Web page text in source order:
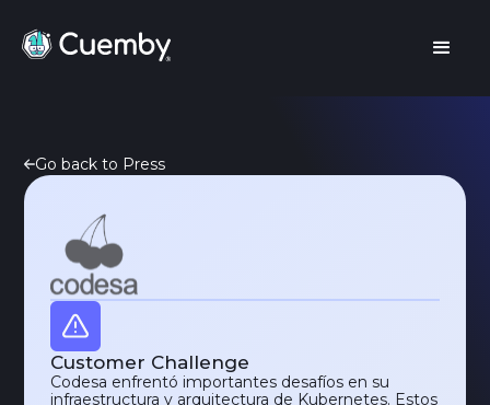
Go back to Press
Customer Challenge
Codesa enfrentó importantes desafíos en su
infraestructura y arquitectura de Kubernetes. Estos